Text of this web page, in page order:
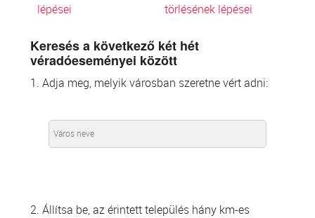
lépései
törlésének lépései
Keresés a következő két hét
véradóeseményei között
1. Adja meg, melyik városban szeretne vért adni:
2. Állítsa be, az érintett település hány km-es